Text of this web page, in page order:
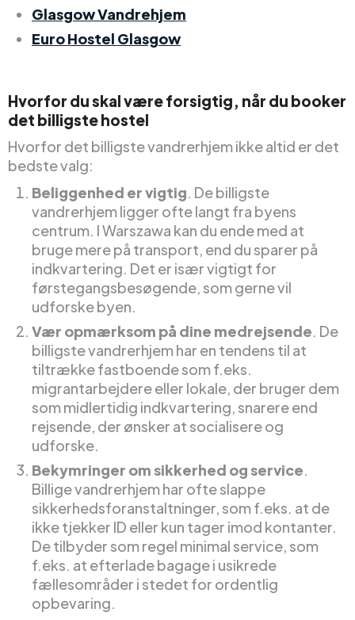
Glasgow Vandrehjem
Euro Hostel Glasgow
Hvorfor du skal være forsigtig, når du booker
det billigste hostel
Hvorfor det billigste vandrerhjem ikke altid er det
bedste valg:
Beliggenhed er vigtig. De billigste
vandrerhjem ligger ofte langt fra byens
centrum. I Warszawa kan du ende med at
bruge mere på transport, end du sparer på
indkvartering. Det er især vigtigt for
førstegangsbesøgende, som gerne vil
udforske byen.
Vær opmærksom på dine medrejsende. De
billigste vandrerhjem har en tendens til at
tiltrække fastboende som f.eks.
migrantarbejdere eller lokale, der bruger dem
som midlertidig indkvartering, snarere end
rejsende, der ønsker at socialisere og
udforske.
Bekymringer om sikkerhed og service.
Billige vandrerhjem har ofte slappe
sikkerhedsforanstaltninger, som f.eks. at de
ikke tjekker ID eller kun tager imod kontanter.
De tilbyder som regel minimal service, som
f.eks. at efterlade bagage i usikrede
fællesområder i stedet for ordentlig
opbevaring.